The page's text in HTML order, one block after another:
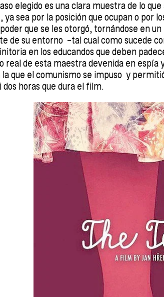
elegido es una clara muestra de lo
ya sea por la posición que ocupan o por
que se les otorgó, tornándose en
de su entorno –tal cual como sucede
en los educandos que deben
real de esta maestra devenida en espía
la que el comunismo se impuso y
dos horas que dura el film.